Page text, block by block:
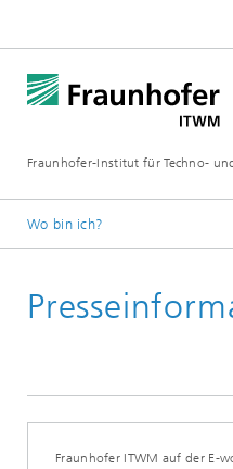
Fraunhofer-Institut für Techno-
Wo bin ich?
Presse|Aktuelles
Fraunhofer ITWM auf der E-